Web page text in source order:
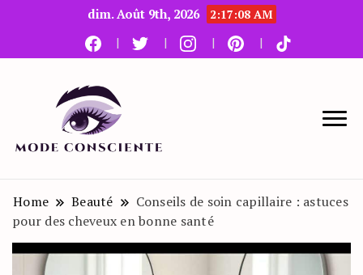
dim. Août 9th, 2026 2:17:09 AM
Le blog beauté et mode
Home Beauté
Conseils de soin capillaire : astuces
pour des cheveux en bonne santé